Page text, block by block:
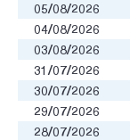
05/08/2026
04/08/2026
03/08/2026
31/07/2026
30/07/2026
29/07/2026
28/07/2026